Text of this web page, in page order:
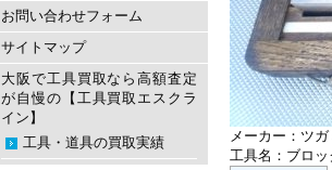
メーカー：ツガ
工具名：ブロッ
お問い合わせフォーム
サイトマップ
大阪で工具買取なら高額査定
が自慢の【工具買取エスクラ
イン】
工具・道具の買取実績